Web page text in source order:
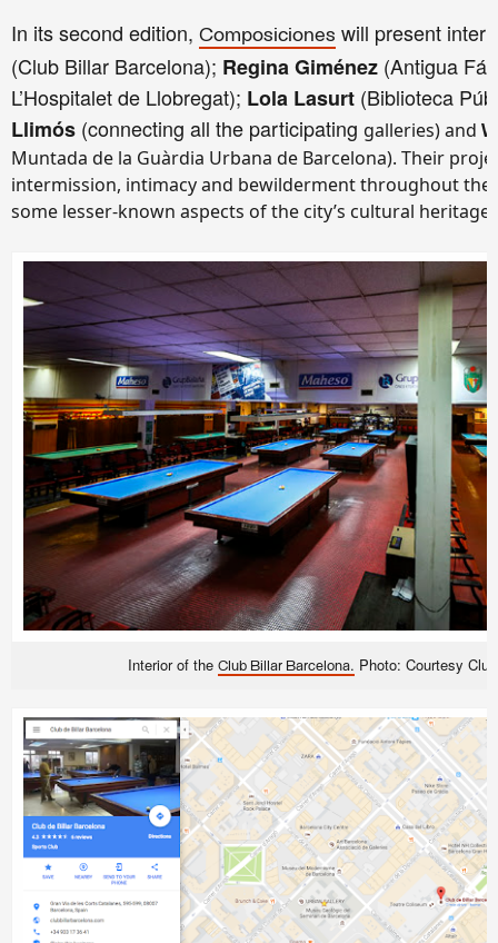
In its second edition, Composiciones will present
(Club Billar Barcelona); Regina Giménez (Antigua
L’Hospitalet de Llobregat); Lola Lasurt (Biblioteca
Llimós (connecting all the participating galleries) and
Muntada de la Guàrdia Urbana de Barcelona). Their
intermission, intimacy and bewilderment throughout
some lesser-known aspects of the city’s cultural
Interior of the Club Billar Barcelona. Photo: Courtesy